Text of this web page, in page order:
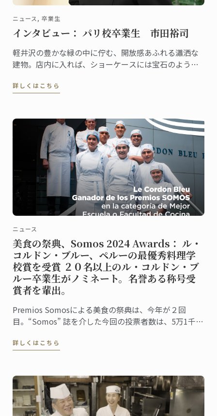
ニュース, 卒業生
インタビュー： パリ校卒業生 市田裕司
軽井沢の豊かな緑の中に佇む、開放感あふれる瀟洒な
建物。店内に入れば、ショーケースには宝石のように
誘います。
詳しくはこちら
ニュース
美食の祭典、Somos 2024 Awards： ル・
コルドン・ブルー、ペルーの最優秀料理学
校賞を受賞 ２０名以上のル・コルドン・ブ
ルー卒業生がノミネート。名誉ある称号受
賞者を輩出。
Premios Somosによる美食の祭典は、今年が２回
目。“Somos” 誌を介した今回の投票者数は、5万1千人
ラン、および関連企業を称え４０部門における受賞
詳しくはこちら